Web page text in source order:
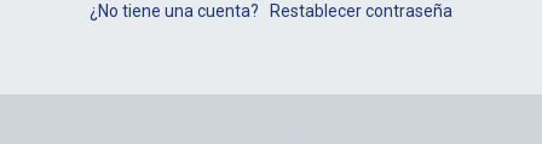
¿No tiene una cuenta? Restablecer contraseña